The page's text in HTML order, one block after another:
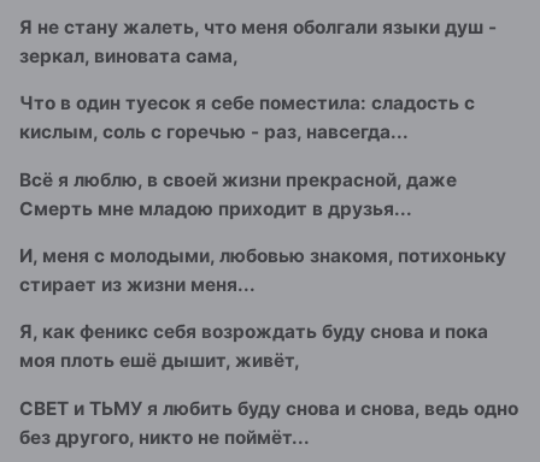
Я не стану жалеть, что меня оболгали языки душ -
зеркал, виновата сама,
Что в один туесок я себе поместила: сладость с
кислым, соль с горечью - раз, навсегда...
Всё я люблю, в своей жизни прекрасной, даже
Смерть мне младою приходит в друзья...
И, меня с молодыми, любовью знакомя, потихоньку
стирает из жизни меня...
Я, как феникс себя возрождать буду снова и пока
моя плоть ешё дышит, живёт,
СВЕТ и ТЬМУ я любить буду снова и снова, ведь одно
без другого, никто не поймёт...